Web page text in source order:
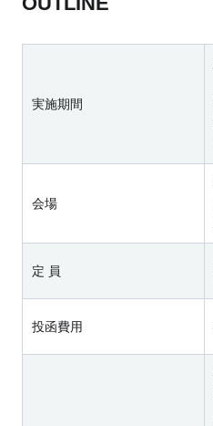
実施期間
会場
定 員
投函費用